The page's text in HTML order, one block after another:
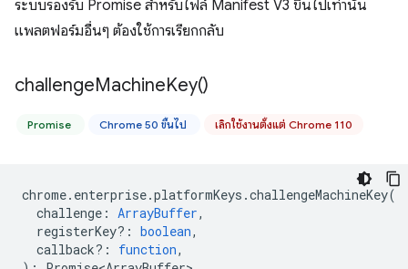
ระบบรองรับ Promise สำหรับไฟล์ Manifest V3 ขึ้นไปเท่านั้น
แพลตฟอร์มอื่นๆ ต้องใช้การเรียกกลับ
challengeMachineKey()
Promise Chrome 50 ขึ้นไป เลิกใช้งานตั้งแต่ Chrome 110
chrome. enterprise.platformKeys .challengeMachineKey(
challenge : ArrayBuffer,
registerKey? : boolean,
callback? : function,